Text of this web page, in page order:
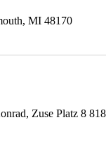
MI 48170
Zuse Platz 8